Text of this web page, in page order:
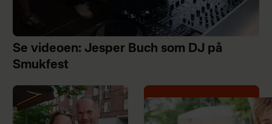
Se videoen: Jesper Buch som DJ på
Smukfest